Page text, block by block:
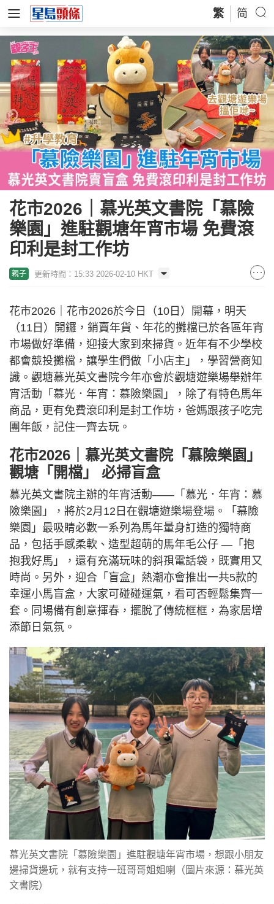
繁 简
花市2026｜慕光英文書院「慕險
樂園」進駐觀塘年宵市場 免費滾
印利是封工作坊
親子 更新時間：15:33 2026-02-10 HKT
花市2026｜花市2026於今日（10日）開幕，明天
（11日）開鑼，銷賣年貨、年花的攤檔已於各區年宵
市場做好準備，迎接大家到來掃貨。近年有不少學校
都會競投攤檔，讓學生們做「小店主」，學習營商知
識。觀塘慕光英文書院今年亦會於觀塘遊樂場舉辦年
宵活動「慕光．年宵：慕險樂園」，除了有特色馬年
商品，更有免費滾印利是封工作坊，爸媽跟孩子吃完
團年飯，記住一齊去玩。
花市2026｜慕光英文書院「慕險樂園」
觀塘「開檔」 必掃盲盒
慕光英文書院主辦的年宵活動——「慕光．年宵：慕
險樂園」，將於2月12日在觀塘遊樂場登場。「慕險
樂園」最吸睛必數一系列為馬年量身訂造的獨特商
品，包括手感柔軟、造型超萌的馬年毛公仔 —「抱
抱我好馬」，還有充滿玩味的斜孭電話袋，既實用又
時尚。另外，迎合「盲盒」熱潮亦會推出一共5款的
幸運小馬盲盒，大家可碰碰運氣，看可否輕鬆集齊一
套。同場備有創意揮春，擺脫了傳統框框，為家居增
添節日氣氛。
慕光英文書院「慕險樂園」進駐觀塘年宵市場，想跟小朋友
邊掃貨邊玩，就有支持一班哥哥姐姐喇（圖片來源：慕光英
文書院）